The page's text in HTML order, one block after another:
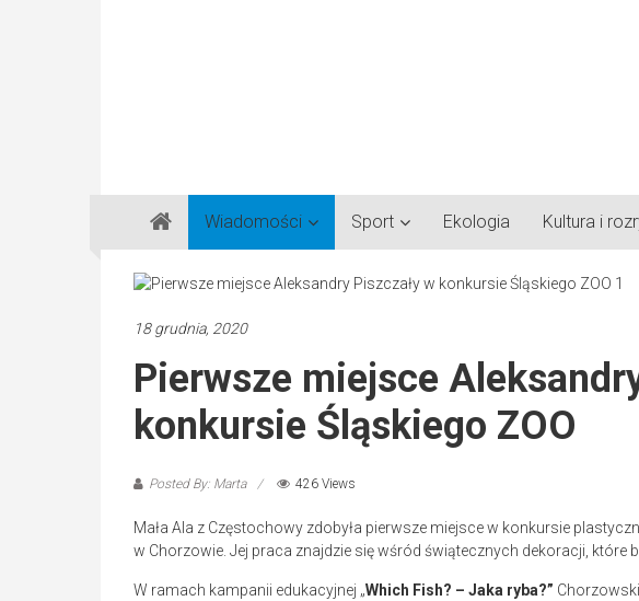
Gazeta
Regionalna
Częstochowa,
Lubliniec,
Wiadomości Sport Ekologia Kultura i
18 grudnia, 2020
Pierwsze miejsce
konkursie Śląskiego ZOO
Posted By: Marta 426 Views
Mała Ala z Częstochowy zdobyła pierwsze miejsce w konkursie
w Chorzowie. Jej praca znajdzie się wśród świątecznych dekoracji, które
W ramach kampanii edukacyjnej „Which Fish? – Jaka ryba?”